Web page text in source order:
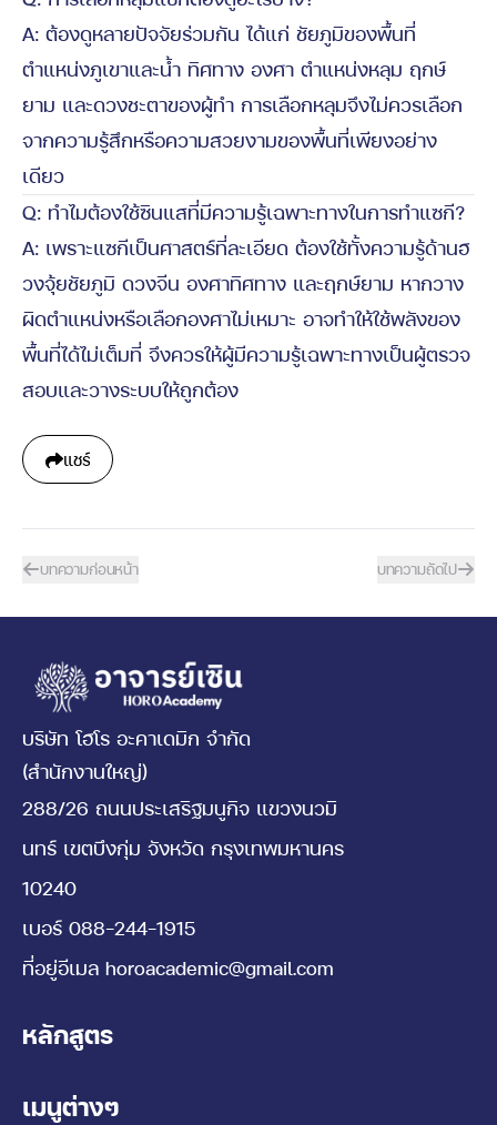
A: ต้องดูหลายปัจจัยร่วมกัน ได้แก่ ชัยภูมิของพื้นที่
ตำแหน่งภูเขาและน้ำ ทิศทาง องศา ตำแหน่งหลุม ฤกษ์
ยาม และดวงชะตาของผู้ทำ การเลือกหลุมจึงไม่ควรเลือก
จากความรู้สึกหรือความสวยงามของพื้นที่เพียงอย่าง
เดียว
Q: ทำไมต้องใช้ซินแสที่มีความรู้เฉพาะทางในการทำแซกี?
A: เพราะแซกีเป็นศาสตร์ที่ละเอียด ต้องใช้ทั้งความรู้ด้านฮ
วงจุ้ยชัยภูมิ ดวงจีน องศาทิศทาง และฤกษ์ยาม หากวาง
ผิดตำแหน่งหรือเลือกองศาไม่เหมาะ อาจทำให้ใช้พลังของ
พื้นที่ได้ไม่เต็มที่ จึงควรให้ผู้มีความรู้เฉพาะทางเป็นผู้ตรวจ
สอบและวางระบบให้ถูกต้อง
แชร์
บทความก่อนหน้า บทความถัดไป
บริษัท โฮโร อะคาเดมิก จำกัด
(สำนักงานใหญ่)
288/26 ถนนประเสริฐมนูกิจ แขวงนวมิ
นทร์ เขตบึงกุ่ม จังหวัด กรุงเทพมหานคร
10240
เบอร์ 088-244-1915
ที่อยู่อีเมล horoacademic@gmail.com
หลักสูตร
เมนูต่างๆ